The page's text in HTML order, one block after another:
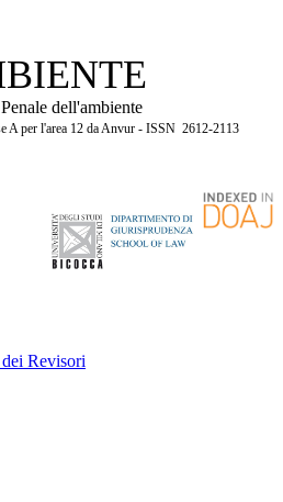
dell'ambiente
A per l'area 12 da Anvur - ISSN 2612-2113
Revisori